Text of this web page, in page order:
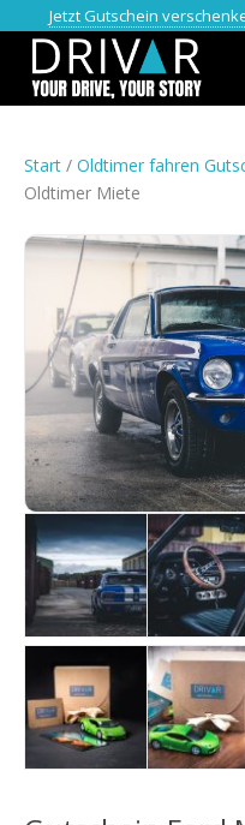
Jetzt Gutschein
Start / Oldtimer fahren
Oldtimer Miete